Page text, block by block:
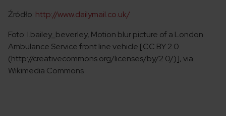
Źródło: http://www.dailymail.co.uk/
Foto: l.bailey_beverley, Motion blur picture of a London
Ambulance Service front line vehicle [CC BY 2.0
(http://creativecommons.org/licenses/by/2.0/)], via
Wikimedia Commons